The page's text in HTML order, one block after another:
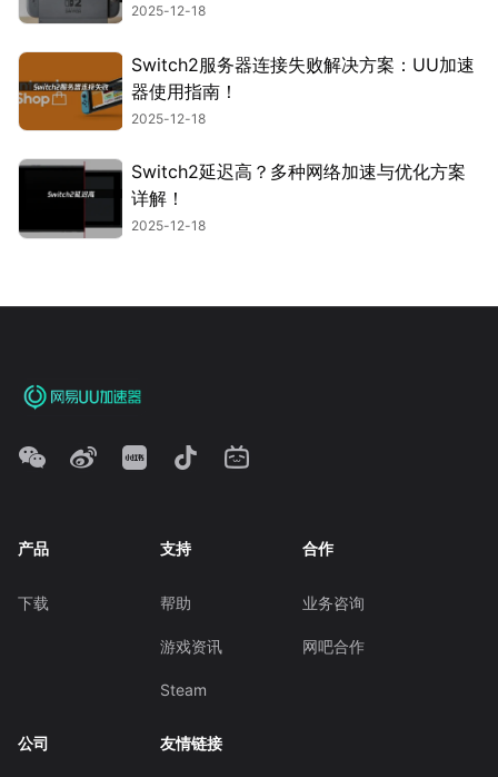
2025-12-18
Switch2服务器连接失败解决方案：UU加速
器使用指南！
2025-12-18
Switch2延迟高？多种网络加速与优化方案
详解！
2025-12-18
产品
下载
支持
帮助
游戏资讯
Steam
合作
业务咨询
网吧合作
公司 友情链接